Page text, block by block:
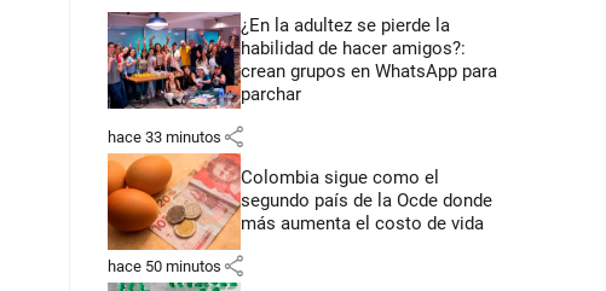
¿En la adultez se pierde la
habilidad de hacer amigos?:
crean grupos en WhatsApp para
parchar
hace 33 minutos share
Colombia sigue como el
segundo país de la Ocde donde
más aumenta el costo de vida
hace 50 minutos share